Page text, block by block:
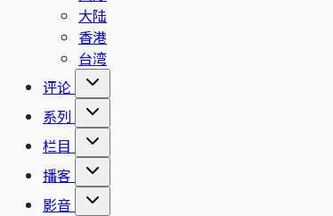
大陆
香港
台湾
评论
系列
栏目
播客
影音